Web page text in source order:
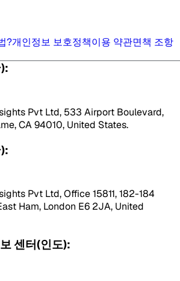
?개인정보 보호정책이용 약관면책 조항
Pvt Ltd, 533 Airport Boulevard,
CA 94010, United States.
Pvt Ltd, Office 15811, 182-184
Ham, London E6 2JA, United
센터(인도):